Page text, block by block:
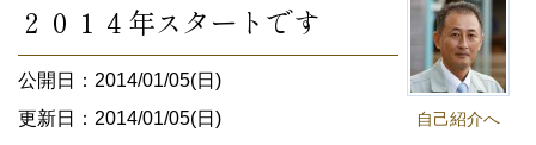
自己紹介へ
２０１４年スタートです
公開日：2014/01/05(日)
更新日：2014/01/05(日)